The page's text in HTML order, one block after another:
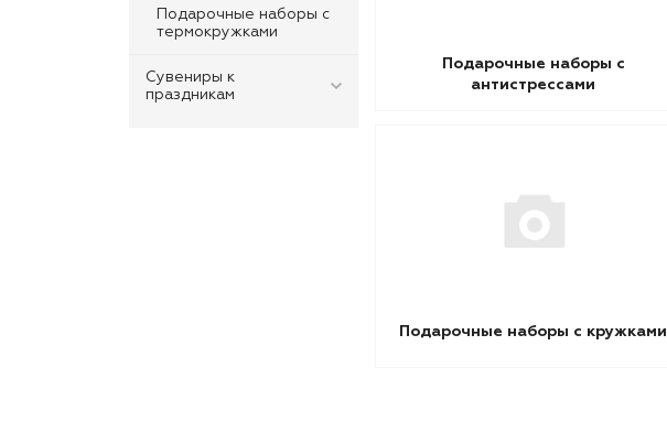
Подарочные наборы с
термокружками
Сувениры к
праздникам
Подарочные наборы с
антистрессами
Подарочные наборы с кружками